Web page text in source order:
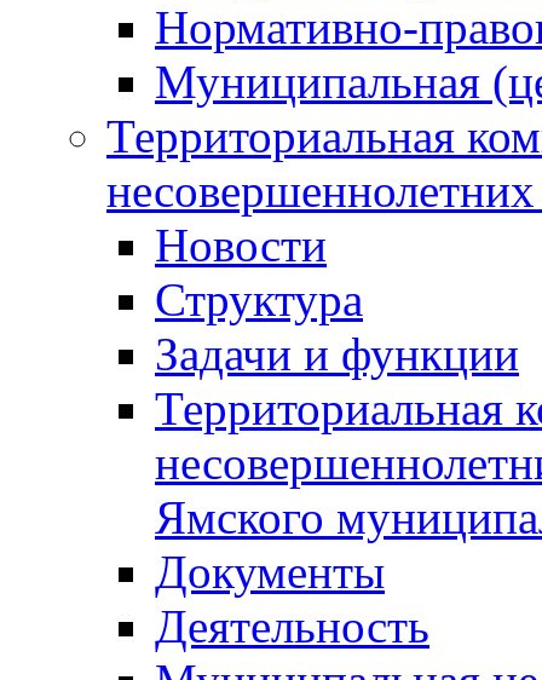
Нормативно-
Муниципальная
Территориальная
Новости
Структура
Задачи и функции
Территориальная
Ямского
Документы
Деятельность